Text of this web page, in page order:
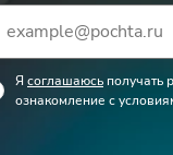
Я соглашаюсь получать
ознакомление с